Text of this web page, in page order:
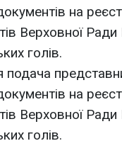
на
Верховної
голів.
подача
на
Верховної
голів.